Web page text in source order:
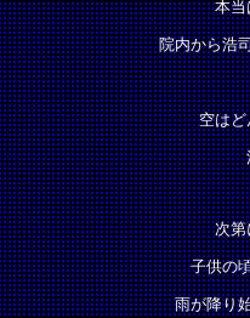
本当
院内から浩
空はど
次第
子供の
雨が降り